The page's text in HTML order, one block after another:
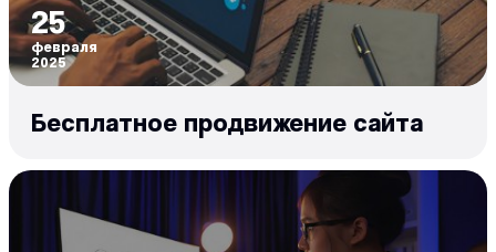
25
февраля
2025
Бесплатное продвижение сайта